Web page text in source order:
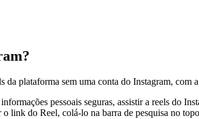
plataforma sem uma conta do Instagram, com
pessoais seguras, assistir a reels do
link do Reel, colá-lo na barra de pesquisa no